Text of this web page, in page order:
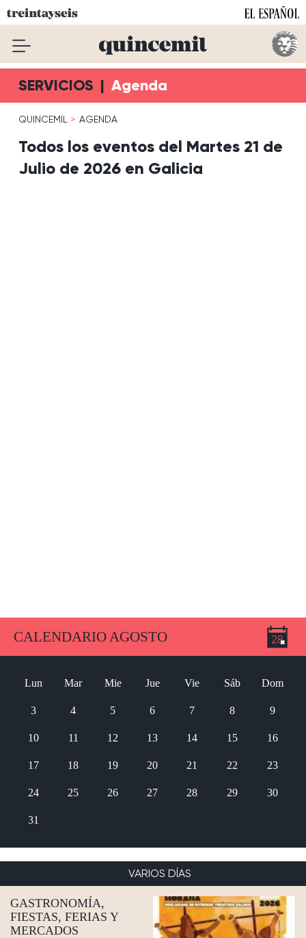
SERVICIOS | Agenda
QUINCEMIL AGENDA
Todos los eventos del Martes 21 de
Julio de 2026 en Galicia
CALENDARIO AGOSTO
Lun Mar Mie Jue Vie Sáb Dom
3 4 5 6 7 8 9
10 11 12 13 14 15 16
17 18 19 20 21 22 23
24 25 26 27 28 29 30
31
VARIOS DÍAS
GASTRONOMÍA,
FIESTAS, FERIAS Y
MERCADOS